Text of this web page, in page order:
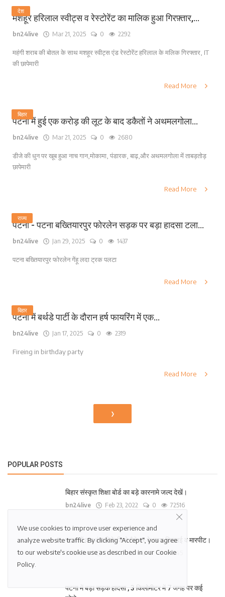
देश
मशहूर हरिलाल स्वीट्स व रेस्टोरेंट का मालिक हुआ गिरफ़्तार,...
bn24live Mar 21, 2025 0 2292
महंगी शराब की बोतल के साथ मशहूर स्वीट्स एंड रेस्टोरेंट हरिलाल के मलिक गिरफ्तार, IT
की छापेमारी
Read More
बिहार
पटना में हुई एक करोड़ की लूट के बाद डकैतों ने अथमलगोला...
bn24live Mar 21, 2025 0 2680
डीजे की धुन पर खूब हुआ नाच गान,मोकामा, पंडारक, बाढ़,और अथमलगोला में ताबड़तोड़
छापेमारी
Read More
राज्य
पटना - पटना बख्तियारपुर फोरलेन सड़क पर बड़ा हादसा टला...
bn24live Jan 29, 2025 0 1437
पटना बख्तियारपुर फोरलेन गेंहू लदा ट्रक पलटा
Read More
बिहार
पटना में बर्थडे पार्टी के दौरान हर्ष फायरिंग में एक...
bn24live Jan 17, 2025 0 2319
Fireing in birthday party
Read More
›
POPULAR POSTS
बिहार संस्कृत शिक्षा बोर्ड का बड़े कारनामे जल्द देखें।
bn24live Feb 23, 2022 0 72516
पटना में दवा कंपनी के डिपो मैनेजर के साथ छिनतई व मारपीट।
bn24live Jul 16, 2022 0 15045
पटना में बड़ा सड़क हादसा , 3 किलोमीटर में 7 जगह पर कई
We use cookies to improve user experience and
analyze website traffic. By clicking “Accept“, you agree
to our website's cookie use as described in our Cookie
Policy